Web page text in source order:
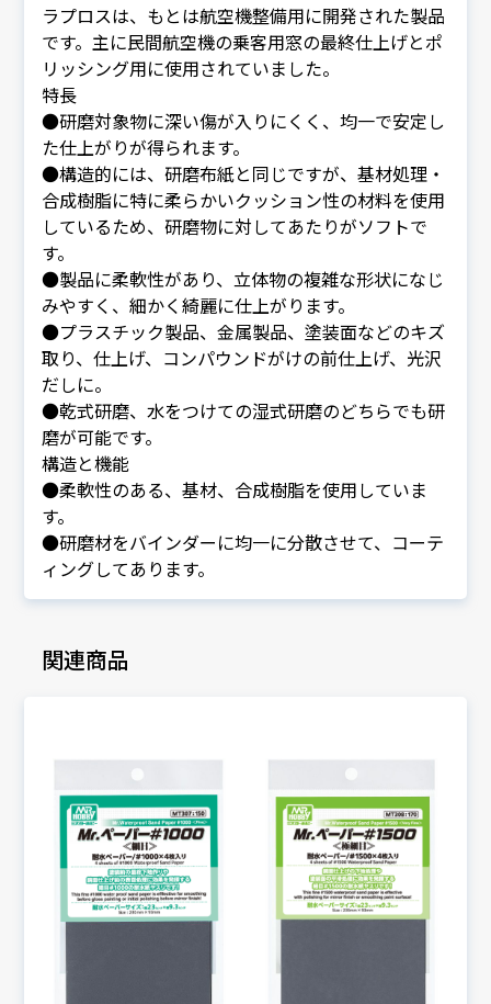
ラプロスは、もとは航空機整備用に開発された製品
です。主に民間航空機の乗客用窓の最終仕上げとポ
リッシング用に使用されていました。
特長
●研磨対象物に深い傷が入りにくく、均一で安定し
た仕上がりが得られます。
●構造的には、研磨布紙と同じですが、基材処理・
合成樹脂に特に柔らかいクッション性の材料を使用
しているため、研磨物に対してあたりがソフトで
す。
●製品に柔軟性があり、立体物の複雑な形状になじ
みやすく、細かく綺麗に仕上がります。
●プラスチック製品、金属製品、塗装面などのキズ
取り、仕上げ、コンパウンドがけの前仕上げ、光沢
だしに。
●乾式研磨、水をつけての湿式研磨のどちらでも研
磨が可能です。
構造と機能
●柔軟性のある、基材、合成樹脂を使用していま
す。
●研磨材をバインダーに均一に分散させて、コーテ
ィングしてあります。
関連商品